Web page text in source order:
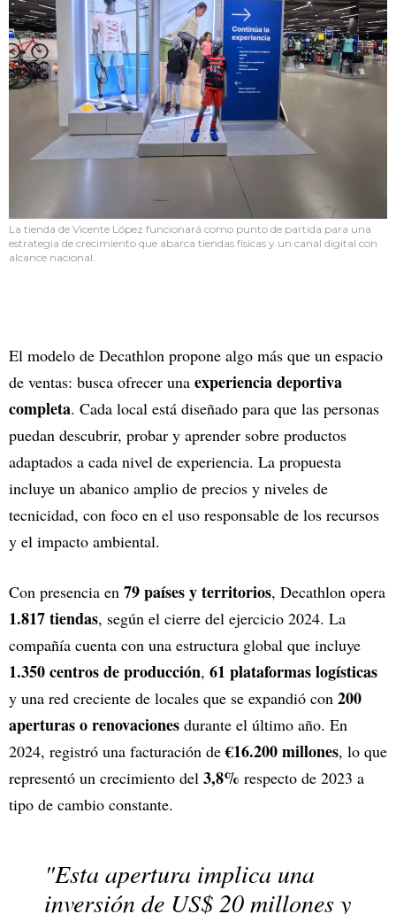
La tienda de Vicente López funcionará como punto de partida para una
estrategia de crecimiento que abarca tiendas físicas y un canal digital con
alcance nacional.
El modelo de Decathlon propone algo más que un espacio
de ventas: busca ofrecer una experiencia deportiva
completa. Cada local está diseñado para que las personas
puedan descubrir, probar y aprender sobre productos
adaptados a cada nivel de experiencia. La propuesta
incluye un abanico amplio de precios y niveles de
tecnicidad, con foco en el uso responsable de los recursos
y el impacto ambiental.
Con presencia en 79 países y territorios, Decathlon opera
1.817 tiendas, según el cierre del ejercicio 2024. La
compañía cuenta con una estructura global que incluye
1.350 centros de producción, 61 plataformas logísticas
y una red creciente de locales que se expandió con 200
aperturas o renovaciones durante el último año. En
2024, registró una facturación de€16.200 millones, lo que
representó un crecimiento del 3,8% respecto de 2023 a
tipo de cambio constante.
"Esta apertura implica una
inversión de US$ 20 millones y